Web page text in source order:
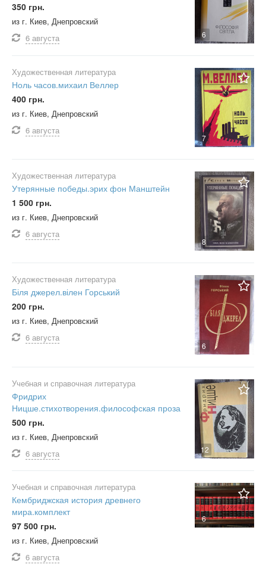
6
350 грн.
из г. Киев, Днепровский
6 августа
7
Художественная литература
Ноль часов.михаил Веллер
400 грн.
из г. Киев, Днепровский
6 августа
8
Художественная литература
Утерянные победы.эрих фон Манштейн
1 500 грн.
из г. Киев, Днепровский
6 августа
6
Художественная литература
Біля джерел.вілен Горський
200 грн.
из г. Киев, Днепровский
6 августа
12
Учебная и справочная литература
Фридрих
Ницше.стихотворения.философская проза
500 грн.
из г. Киев, Днепровский
6 августа
6
Учебная и справочная литература
Кембриджская история древнего
мира.комплект
97 500 грн.
из г. Киев, Днепровский
6 августа